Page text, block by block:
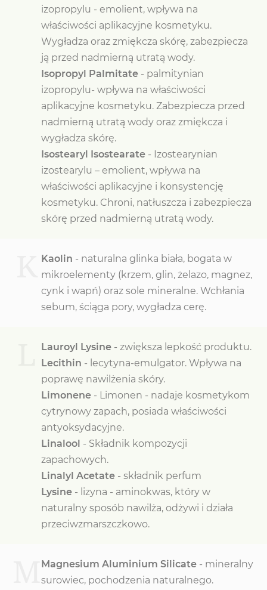
izopropylu - emolient, wpływa na
właściwości aplikacyjne kosmetyku.
Wygładza oraz zmiękcza skórę, zabezpiecza
ją przed nadmierną utratą wody.
Isopropyl Palmitate - palmitynian
izopropylu- wpływa na właściwości
aplikacyjne kosmetyku. Zabezpiecza przed
nadmierną utratą wody oraz zmiękcza i
wygładza skórę.
Isostearyl Isostearate - Izostearynian
izostearylu – emolient, wpływa na
właściwości aplikacyjne i konsystencję
kosmetyku. Chroni, natłuszcza i zabezpiecza
skórę przed nadmierną utratą wody.
Kaolin - naturalna glinka biała, bogata w
mikroelementy (krzem, glin, żelazo, magnez,
cynk i wapń) oraz sole mineralne. Wchłania
sebum, ściąga pory, wygładza cerę.
Lauroyl Lysine - zwiększa lepkość produktu.
Lecithin - lecytyna-emulgator. Wpływa na
poprawę nawilżenia skóry.
Limonene - Limonen - nadaje kosmetykom
cytrynowy zapach, posiada właściwości
antyoksydacyjne.
Linalool - Składnik kompozycji
zapachowych.
Linalyl Acetate - składnik perfum
Lysine - lizyna - aminokwas, który w
naturalny sposób nawilża, odżywi i działa
przeciwzmarszczkowo.
Magnesium Aluminium Silicate - mineralny
surowiec, pochodzenia naturalnego.